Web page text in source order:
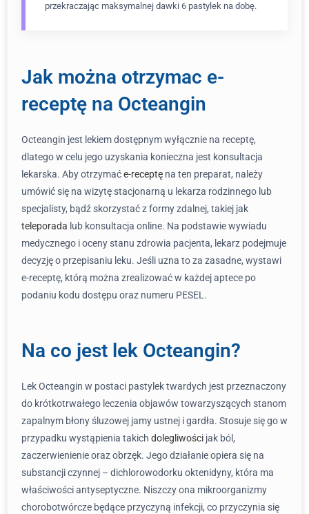
przekraczając maksymalnej dawki 6 pastylek na dobę.
Jak można otrzymac e-
receptę na Octeangin
Octeangin jest lekiem dostępnym wyłącznie na receptę,
dlatego w celu jego uzyskania konieczna jest konsultacja
lekarska. Aby otrzymaće-receptę na ten preparat, należy
umówić się na wizytę stacjonarną u lekarza rodzinnego lub
specjalisty, bądź skorzystać z formy zdalnej, takiej jak
teleporada lub konsultacja online. Na podstawie wywiadu
medycznego i oceny stanu zdrowia pacjenta, lekarz podejmuje
decyzję o przepisaniu leku. Jeśli uzna to za zasadne, wystawi
e-receptę, którą można zrealizować w każdej aptece po
podaniu kodu dostępu oraz numeru PESEL.
Na co jest lek Octeangin?
Lek Octeangin w postaci pastylek twardych jest przeznaczony
do krótkotrwałego leczenia objawów towarzyszących stanom
zapalnym błony śluzowej jamy ustnej i gardła. Stosuje się go w
przypadku wystąpienia takich dolegliwości jak ból,
zaczerwienienie oraz obrzęk. Jego działanie opiera się na
substancji czynnej – dichlorowodorku oktenidyny, która ma
właściwości antyseptyczne. Niszczy ona mikroorganizmy
chorobotwórcze będące przyczyną infekcji, co przyczynia się